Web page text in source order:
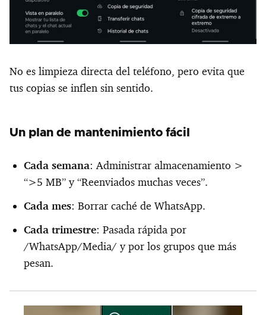
No es limpieza directa del teléfono, pero evita que
tus copias se inflen sin sentido.
Un plan de mantenimiento fácil
Cada semana: Administrar almacenamiento >
“>5 MB” y “Reenviados muchas veces”.
Cada mes: Borrar caché de WhatsApp.
Cada trimestre: Pasada rápida por
/WhatsApp/Media/ y por los grupos que más
pesan.